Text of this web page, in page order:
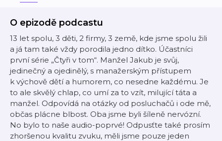
O epizodě podcastu
13 let spolu, 3 děti, 2 firmy, 3 země, kde jsme spolu žili
a já tam také vždy porodila jedno dítko. Účastníci
první série „Čtyři v tom“. Manžel Jakub je svůj,
jedinečný a ojedinělý, s manažerským přístupem
k výchově dětí a humorem, co nesedne každému. Je
to ale skvělý chlap, co umí za to vzít, milující táta a
manžel. Odpovídá na otázky od posluchačů i ode mě,
občas plácne blbost. Oba jsme byli šíleně nervózní.
No bylo to naše audio-poprvé! Odpusťte také prosím
zhoršenou kvalitu zvuku, měli jsme pouze jeden